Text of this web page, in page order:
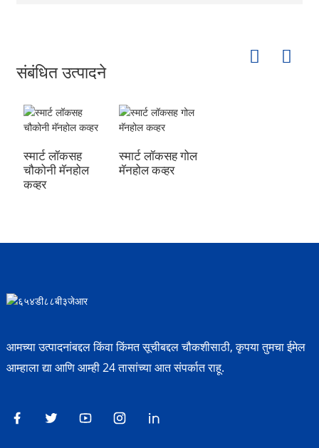
संबंधित उत्पादने
स्मार्ट लॉकसह
चौकोनी मॅनहोल
कव्हर
स्मार्ट लॉकसह गोल
मॅनहोल कव्हर
आमच्या उत्पादनांबद्दल किंवा किंमत सूचीबद्दल चौकशीसाठी, कृपया तुमचा ईमेल
आम्हाला द्या आणि आम्ही 24 तासांच्या आत संपर्कात राहू.